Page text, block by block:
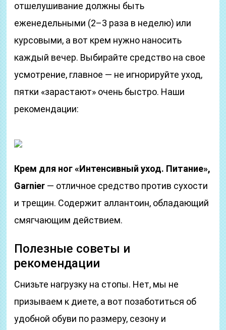
отшелушивание должны быть
еженедельными (2–3 раза в неделю) или
курсовыми, а вот крем нужно наносить
каждый вечер. Выбирайте средство на свое
усмотрение, главное — не игнорируйте уход,
пятки «зарастают» очень быстро. Наши
рекомендации:
Крем для ног «Интенсивный уход. Питание»,
Garnier — отличное средство против сухости
и трещин. Содержит аллантоин, обладающий
смягчающим действием.
Полезные советы и
рекомендации
Снизьте нагрузку на стопы. Нет, мы не
призываем к диете, а вот позаботиться об
удобной обуви по размеру, сезону и